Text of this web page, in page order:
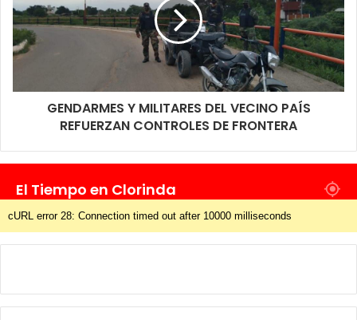
GENDARMES Y MILITARES DEL VECINO PAÍS
REFUERZAN CONTROLES DE FRONTERA
El Tiempo en Clorinda
cURL error 28: Connection timed out after 10000 milliseconds